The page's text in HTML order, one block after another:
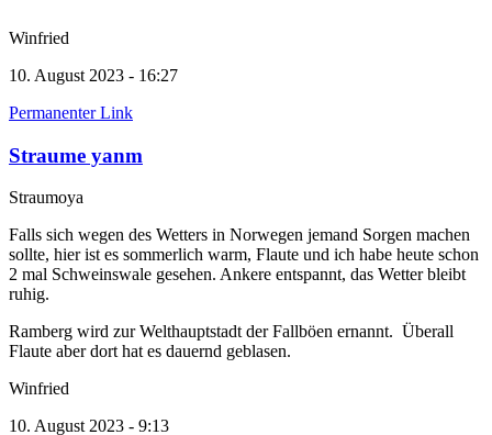
Winfried
10. August 2023 - 16:27
Permanenter Link
Straume yanm
Straumoya
Falls sich wegen des Wetters in Norwegen jemand Sorgen machen
sollte, hier ist es sommerlich warm, Flaute und ich habe heute schon
2 mal Schweinswale gesehen. Ankere entspannt, das Wetter bleibt
ruhig.
Ramberg wird zur Welthauptstadt der Fallböen ernannt. Überall
Flaute aber dort hat es dauernd geblasen.
Winfried
10. August 2023 - 9:13